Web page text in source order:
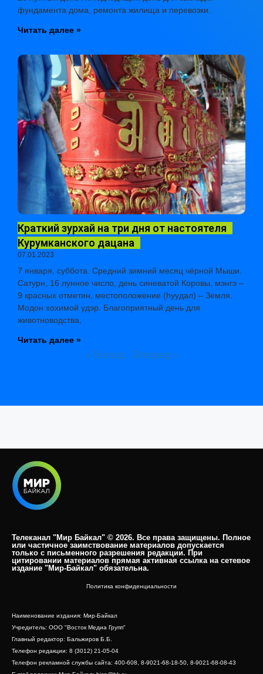
фундамента дома, ремонта жилища и перевозки.
Читать далее »
Краткий зурхай на три дня от настоятеля
Курумканского дацана
07.01.2023
7 января, суббота. Средний зимний месяц чёрной Мыши.
Сатурн, 16 лунное число, день синеватой Коровы, мэнгэ –
9 красных отметин, местоположение (hуудал) – Земля.
Модон хохимой удэр. Благоприятный день для
животноводства,
Читать далее »
« Назад Вперед »
Телеканал "Мир Байкал" © 2026. Все права защищены. Полное
или частичное заимствование материалов допускается
только с письменного разрешения редакции. При
цитировании материалов прямая активная ссылка на сетевое
издание "Мир-Байкал" обязательна.​
Политика конфиденциальности
Наименование издания: Мир-Байкал
Учредитель: ООО "Восток Медиа Групп"
Главный редактор: Бальжиров Б.Б.
Телефон редакции: 8 (3012) 21-05-04
Телефон рекламной службы сайта: 400-608, 8-9021-68-18-50, 8-9021-68-08-43